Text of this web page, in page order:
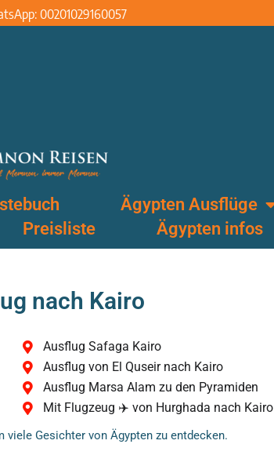
00201029160057
Ägypten Ausflüge
Preisliste Ägypten infos
nach Kairo
Ausflug Safaga Kairo
Ausflug von El Quseir nach Kairo
Ausflug Marsa Alam zu den Pyramiden
Mit Flugzeug ✈️ von Hurghada nach Kairo
Gesichter von Ägypten zu entdecken.